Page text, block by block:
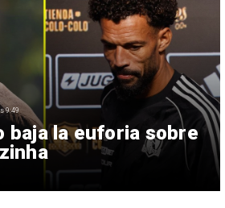
baja la euforia sobre
9:49